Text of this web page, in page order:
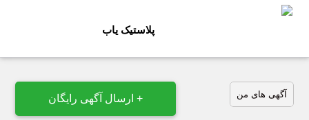
پلاستیک یاب
آگهی های من + ارسال آگهی رایگان